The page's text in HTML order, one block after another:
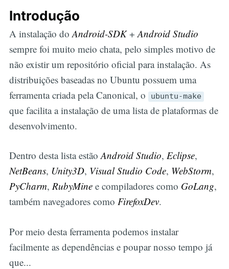
Introdução
A instalação do Android-SDK+ Android Studio
sempre foi muito meio chata, pelo simples motivo de
não existir um repositório oficial para instalação. As
distribuições baseadas no Ubuntu possuem uma
ferramenta criada pela Canonical, o
ubuntu-make
que facilita a instalação de uma lista de plataformas de
desenvolvimento.
Dentro desta lista estãoAndroid Studio, Eclipse,
NetBeans, Unity3D, Visual Studio Code, WebStorm,
PyCharm, RubyMinee compiladores como GoLang,
também navegadores como FirefoxDev.
Por meio desta ferramenta podemos instalar
facilmente as dependências e poupar nosso tempo já
que...